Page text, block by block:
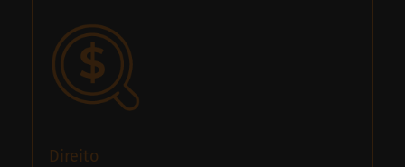
Direito